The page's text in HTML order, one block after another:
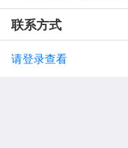
联系方式
请登录查看